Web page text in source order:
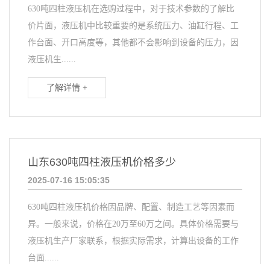
630吨四柱液压机在选购过程中，对于技术参数的了解比
价片面，液压机中比较重要的是系统压力、油缸行程、工
作台面、开口高度等，其他都不会影响到设备的压力，因
液压机生......
了解详情 +
山东630吨四柱液压机价格多少
2025-07-16 15:05:35
630吨四柱液压机价格因品牌、配置、制造工艺等因素而
异。一般来说，价格在20万至60万之间。具体价格需要与
液压机生产厂家联系，根据实际需求，计算出设备的工作
台面......